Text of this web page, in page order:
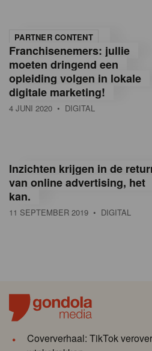
PARTNER CONTENT
Franchisenemers: jullie
moeten dringend een
opleiding volgen in lokale
digitale marketing!
4 JUNI 2020 • DIGITAL
Inzichten krijgen in de
van online advertising, het
kan.
11 SEPTEMBER 2019 • DIGITAL
Coververhaal: TikTok